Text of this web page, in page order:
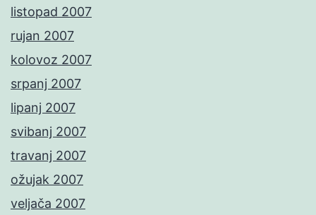
listopad 2007
rujan 2007
kolovoz 2007
srpanj 2007
lipanj 2007
svibanj 2007
travanj 2007
ožujak 2007
veljača 2007